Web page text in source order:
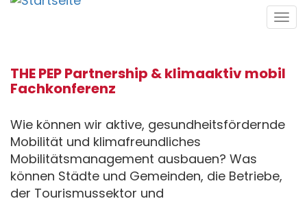
Direkt
THE PEP Partnership & klimaaktiv mobil
Fachkonferenz
Wie können wir aktive, gesundheitsfördernde
Mobilität und klimafreundliches
Mobilitätsmanagement ausbauen? Was
können Städte und Gemeinden, die Betriebe,
der Tourismussektor und